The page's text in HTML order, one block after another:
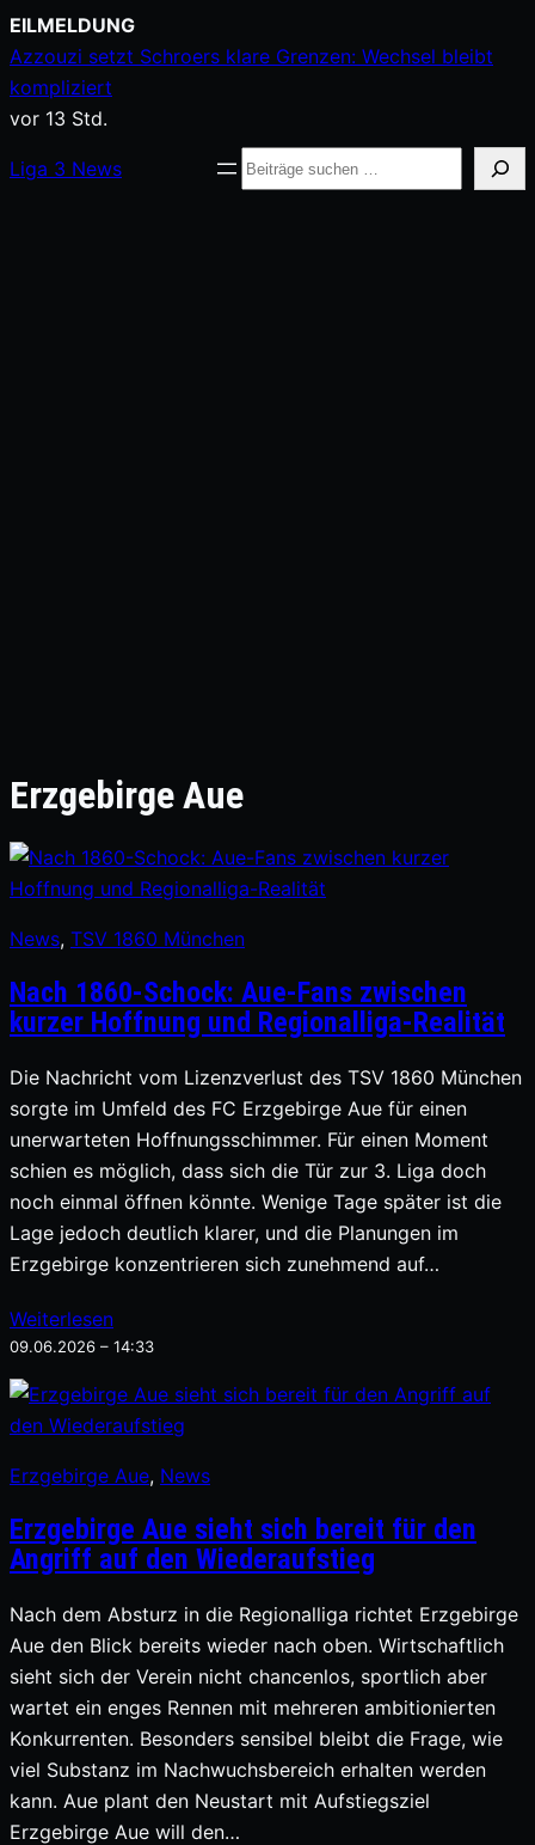
Zum
Inhalt
springen
EILMELDUNG
Azzouzi setzt Schroers klare Grenzen: Wechsel bleibt
kompliziert
vor 13 Std.
Liga 3 News Suche
Erzgebirge Aue
News, TSV 1860 München
Nach 1860-Schock: Aue-Fans zwischen
kurzer Hoffnung und Regionalliga-Realität
Die Nachricht vom Lizenzverlust des TSV 1860 München
sorgte im Umfeld des FC Erzgebirge Aue für einen
unerwarteten Hoffnungsschimmer. Für einen Moment
schien es möglich, dass sich die Tür zur 3. Liga doch
noch einmal öffnen könnte. Wenige Tage später ist die
Lage jedoch deutlich klarer, und die Planungen im
Erzgebirge konzentrieren sich zunehmend auf…
Weiterlesen
09.06.2026 – 14:33
Erzgebirge Aue, News
Erzgebirge Aue sieht sich bereit für den
Angriff auf den Wiederaufstieg
Nach dem Absturz in die Regionalliga richtet Erzgebirge
Aue den Blick bereits wieder nach oben. Wirtschaftlich
sieht sich der Verein nicht chancenlos, sportlich aber
wartet ein enges Rennen mit mehreren ambitionierten
Konkurrenten. Besonders sensibel bleibt die Frage, wie
viel Substanz im Nachwuchsbereich erhalten werden
kann. Aue plant den Neustart mit Aufstiegsziel
Erzgebirge Aue will den…